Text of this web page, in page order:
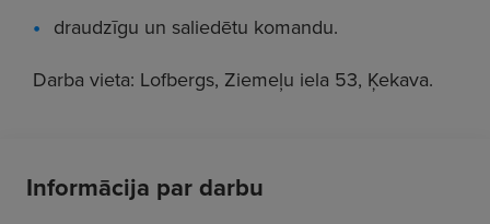
draudzīgu un saliedētu komandu.
Darba vieta: Lofbergs, Ziemeļu iela 53, Ķekava.
Informācija par darbu